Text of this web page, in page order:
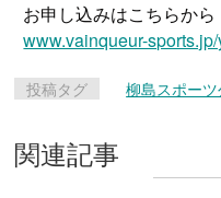
お申し込みはこちらから
www.vainqueur-
投稿タグ 柳島スポーツ
関連記事